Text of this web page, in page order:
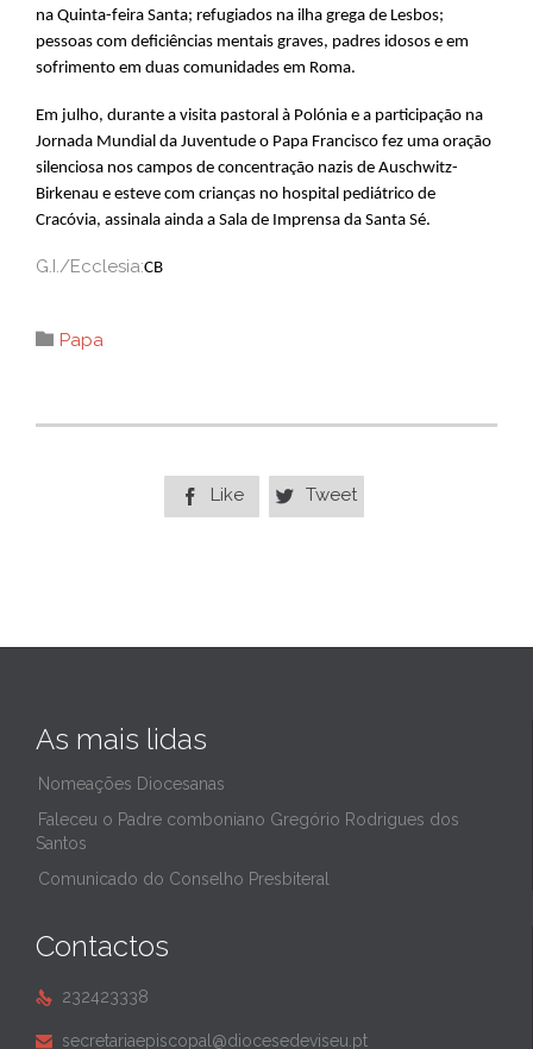
na Quinta-feira Santa; refugiados na ilha grega de Lesbos;
pessoas com deficiências mentais graves, padres idosos e em
sofrimento em duas comunidades em Roma.
Em julho, durante a visita pastoral à Polónia e a participação na
Jornada Mundial da Juventude o Papa Francisco fez uma oração
silenciosa nos campos de concentração nazis de Auschwitz-
Birkenau e esteve com crianças no hospital pediátrico de
Cracóvia, assinala ainda a Sala de Imprensa da Santa Sé.
G.I./Ecclesia:CB
 Category
Papa
 Like  Tweet
As mais lidas
Nomeações Diocesanas
Faleceu o Padre comboniano Gregório Rodrigues dos
Santos
Comunicado do Conselho Presbiteral
Contactos
 232423338
 secretariaepiscopal@diocesedeviseu.pt